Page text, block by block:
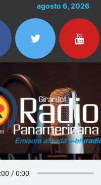
agosto 6, 2026